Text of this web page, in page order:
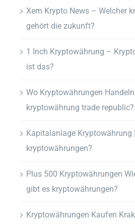
Xem Krypto News – Welcher
gehört die zukunft?
1 Inch Kryptowährung –
ist das?
Wo Kryptowährungen
kryptowährung trade republic?
Kapitalanlage Kryptowährung
kryptowährungen?
Plus 500 Kryptowährungen
gibt es kryptowährungen?
Kryptowährungen Kaufen